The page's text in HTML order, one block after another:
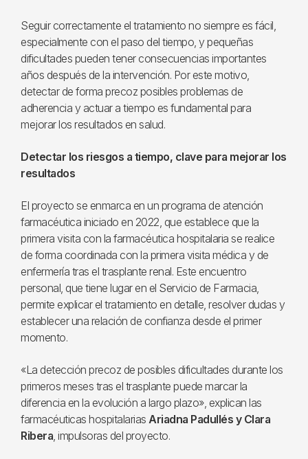
Seguir correctamente el tratamiento no siempre es fácil,
especialmente con el paso del tiempo, y pequeñas
dificultades pueden tener consecuencias importantes
años después de la intervención. Por este motivo,
detectar de forma precoz posibles problemas de
adherencia y actuar a tiempo es fundamental para
mejorar los resultados en salud.
Detectar los riesgos a tiempo, clave para mejorar los
resultados
El proyecto se enmarca en un programa de atención
farmacéutica iniciado en 2022, que establece que la
primera visita con la farmacéutica hospitalaria se realice
de forma coordinada con la primera visita médica y de
enfermería tras el trasplante renal. Este encuentro
personal, que tiene lugar en el Servicio de Farmacia,
permite explicar el tratamiento en detalle, resolver dudas y
establecer una relación de confianza desde el primer
momento.
«La detección precoz de posibles dificultades durante los
primeros meses tras el trasplante puede marcar la
diferencia en la evolución a largo plazo», explican las
farmacéuticas hospitalarias Ariadna Padullés y Clara
Ribera, impulsoras del proyecto.